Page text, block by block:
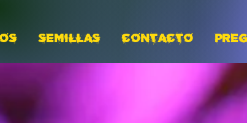
Semillas CONTACTO